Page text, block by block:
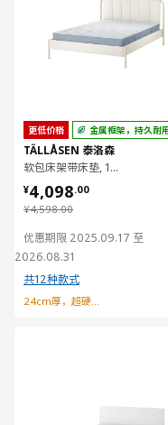
更低价格 金属框架，持久耐
TÄLLÅSEN 泰洛森
软包床架带床垫, 180x200 厘米
¥4,598.00
¥ 4598.00
¥4,098.00
¥ 4098.00
优惠期限 2025.09.17 至
2026.08.31
共12种款式
24cm厚，超硬型弹簧床垫